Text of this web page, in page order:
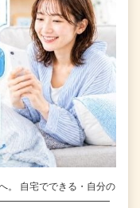
。 自宅でできる・自分の
━━━━━━━━━━━━━━